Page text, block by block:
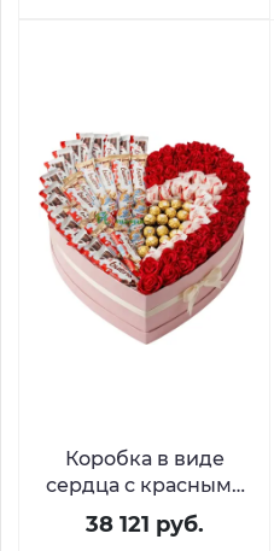
Коробка в виде
сердца с красными
розами и
сладостями
38 121 руб.